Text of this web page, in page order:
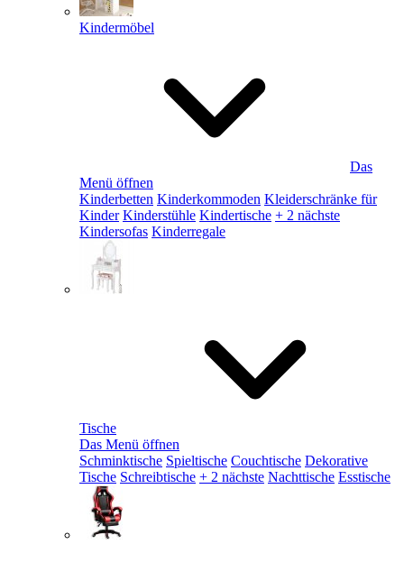
Kindermöbel
Das
Menü öffnen
Kinderbetten Kinderkommoden Kleiderschränke für
Kinder Kinderstühle Kindertische + 2 nächste
Kindersofas Kinderregale
Tische
Das Menü öffnen
Schminktische Spieltische Couchtische Dekorative
Tische Schreibtische + 2 nächste Nachttische Esstische